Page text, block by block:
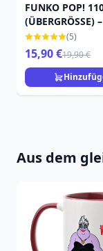
FUNKO POP!
(ÜBERGRÖSSE)
DAS SCHWERT
– MADAM MIM
(DRACHE)
(5)
15,90 €19,90 €
Aus dem